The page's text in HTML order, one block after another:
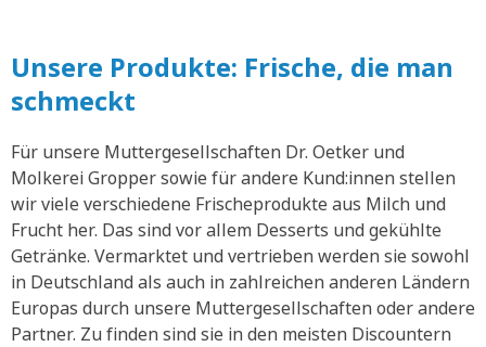
Unsere Produkte: Frische, die man
schmeckt
Für unsere Muttergesellschaften Dr. Oetker und
Molkerei Gropper sowie für andere Kund:innen stellen
wir viele verschiedene Frischeprodukte aus Milch und
Frucht her. Das sind vor allem Desserts und gekühlte
Getränke. Vermarktet und vertrieben werden sie sowohl
in Deutschland als auch in zahlreichen anderen Ländern
Europas durch unsere Muttergesellschaften oder andere
Partner. Zu finden sind sie in den meisten Discountern